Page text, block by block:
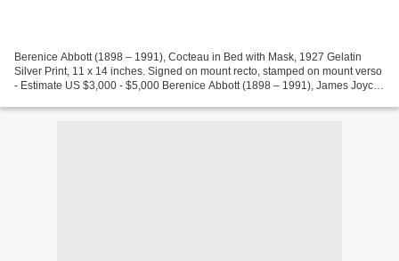
Berenice Abbott (1898 – 1991), Cocteau in Bed with Mask, 1927 Gelatin
Silver Print, 11 x 14 inches. Signed on mount recto, stamped on mount verso
- Estimate US $3,000 - $5,000 Berenice Abbott (1898 – 1991), James Joyce,